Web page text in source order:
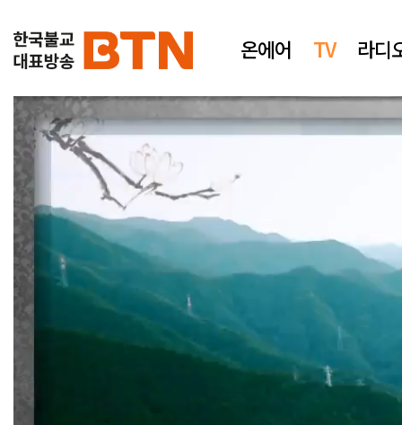
온에어 TV 라디